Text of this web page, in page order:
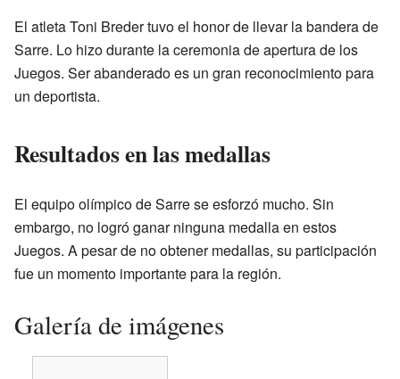
El atleta Toni Breder tuvo el honor de llevar la bandera de
Sarre. Lo hizo durante la ceremonia de apertura de los
Juegos. Ser abanderado es un gran reconocimiento para
un deportista.
Resultados en las medallas
El equipo olímpico de Sarre se esforzó mucho. Sin
embargo, no logró ganar ninguna medalla en estos
Juegos. A pesar de no obtener medallas, su participación
fue un momento importante para la región.
Galería de imágenes